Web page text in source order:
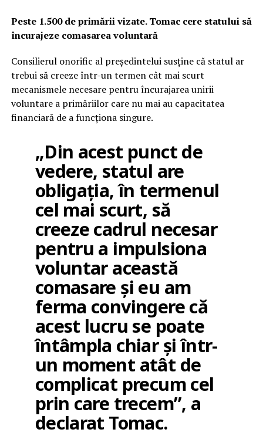
Peste 1.500 de primării vizate. Tomac cere statului să
încurajeze comasarea voluntară
Consilierul onorific al președintelui susține că statul ar
trebui să creeze într-un termen cât mai scurt
mecanismele necesare pentru încurajarea unirii
voluntare a primăriilor care nu mai au capacitatea
financiară de a funcționa singure.
„Din acest punct de
vedere, statul are
obligația, în termenul
cel mai scurt, să
creeze cadrul necesar
pentru a impulsiona
voluntar această
comasare și eu am
ferma convingere că
acest lucru se poate
întâmpla chiar și într-
un moment atât de
complicat precum cel
prin care trecem”, a
declarat Tomac.